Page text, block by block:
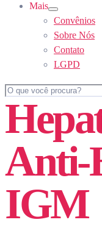
Mais
Show
sub
menu
Convênios
Sobre Nós
Contato
LGPD
Anti-
IGM